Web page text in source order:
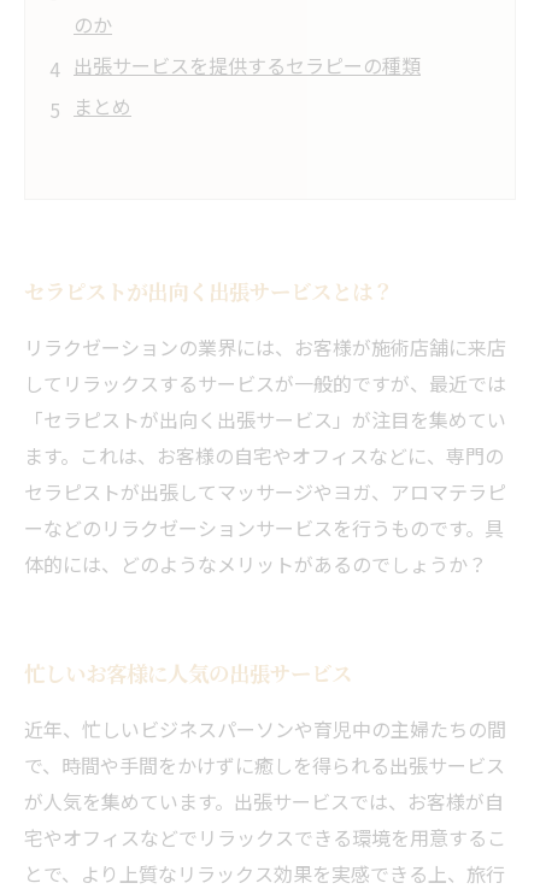
のか
出張サービスを提供するセラピーの種類
まとめ
セラピストが出向く出張サービスとは？
リラクゼーションの業界には、お客様が施術店舗に来店
してリラックスするサービスが一般的ですが、最近では
「セラピストが出向く出張サービス」が注目を集めてい
ます。これは、お客様の自宅やオフィスなどに、専門の
セラピストが出張してマッサージやヨガ、アロマテラピ
ーなどのリラクゼーションサービスを行うものです。具
体的には、どのようなメリットがあるのでしょうか？
忙しいお客様に人気の出張サービス
近年、忙しいビジネスパーソンや育児中の主婦たちの間
で、時間や手間をかけずに癒しを得られる出張サービス
が人気を集めています。出張サービスでは、お客様が自
宅やオフィスなどでリラックスできる環境を用意するこ
とで、より上質なリラックス効果を実感できる上、旅行